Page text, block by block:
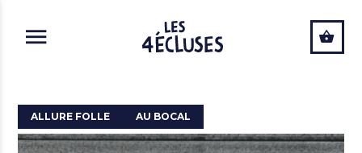
ALLURE FOLLE AU BOCAL